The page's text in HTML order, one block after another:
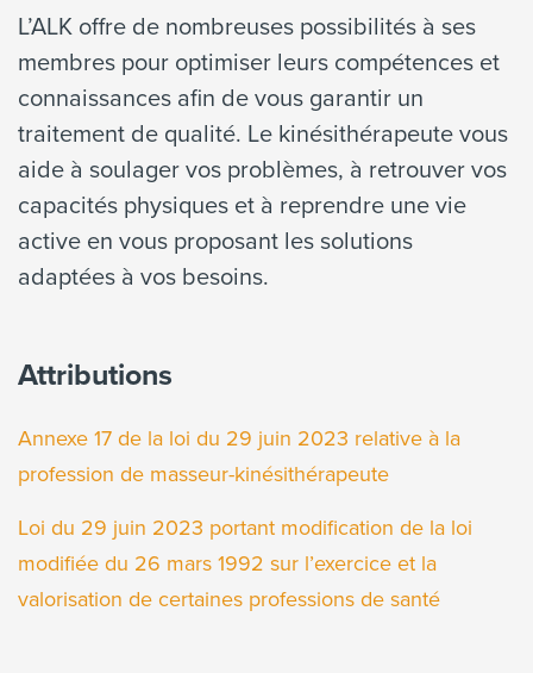
L’ALK offre de nombreuses possibilités à ses
membres pour optimiser leurs compétences et
connaissances afin de vous garantir un
traitement de qualité. Le kinésithérapeute vous
aide à soulager vos problèmes, à retrouver vos
capacités physiques et à reprendre une vie
active en vous proposant les solutions
adaptées à vos besoins.
Attributions
Annexe 17 de la loi du 29 juin 2023 relative à la
profession de masseur-kinésithérapeute
Loi du 29 juin 2023 portant modification de la loi
modifiée du 26 mars 1992 sur l’exercice et la
valorisation de certaines professions de santé